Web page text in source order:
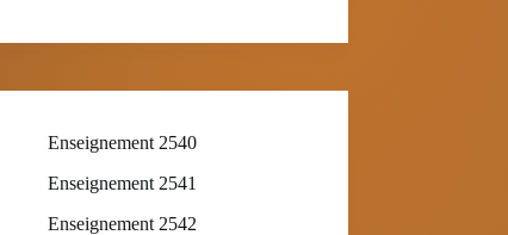
Enseignement 2540
Enseignement 2541
Enseignement 2542